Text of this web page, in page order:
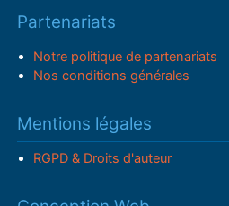
Partenariats
Notre politique de partenariats
Nos conditions générales
Mentions légales
RGPD & Droits d'auteur